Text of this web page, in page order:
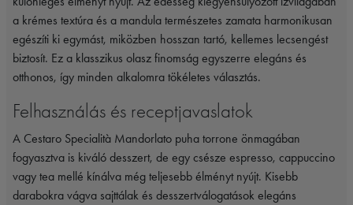
a krémes textúra és a mandula természetes zamata harmonikusan
egészíti ki egymást, miközben hosszan tartó, kellemes lecsengést
biztosít. Ez a klasszikus olasz finomság egyszerre elegáns és
otthonos, így minden alkalomra tökéletes választás.
Felhasználás és receptjavaslatok
A Cestaro Specialità Mandorlato puha torrone önmagában
fogyasztva is kiváló desszert, de egy csésze espresso, cappuccino
vagy tea mellé kínálva még teljesebb élményt nyújt. Kisebb
darabokra vágva sajttálak és desszertválogatások elegáns